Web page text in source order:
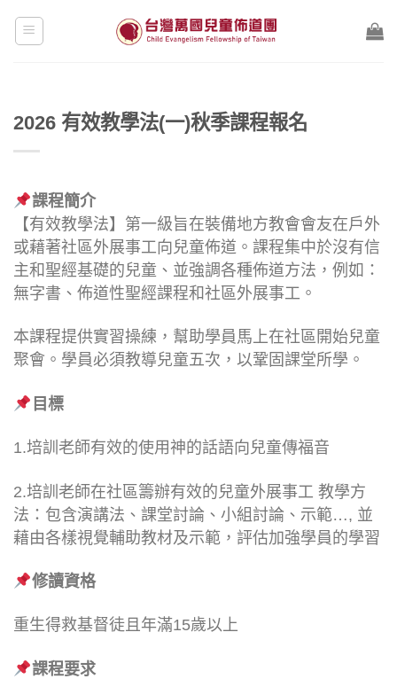
2026 有效教學法(一)秋季課程報名
課程簡介
【有效教學法】第一級旨在裝備地方教會會友在戶外
或藉著社區外展事工向兒童佈道。課程集中於沒有信
主和聖經基礎的兒童、並強調各種佈道方法，例如：
無字書、佈道性聖經課程和社區外展事工。
本課程提供實習操練，幫助學員馬上在社區開始兒童
聚會。學員必須教導兒童五次，以鞏固課堂所學。
目標
1.培訓老師有效的使用神的話語向兒童傳福音
2.培訓老師在社區籌辦有效的兒童外展事工 教學方
法：包含演講法、課堂討論、小組討論、示範…, 並
藉由各樣視覺輔助教材及示範，評估加強學員的學習
修讀資格
重生得救基督徒且年滿15歲以上
課程要求